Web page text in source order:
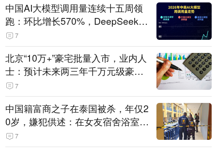
中国AI大模型调用量连续十五周领
跑：环比增长570%，DeepSeek-V
4-Flash正式版登顶！MiniMax M
3、阶跃星辰Step 3.7 Flash跌出榜
单
7
北京“10万+”豪宅批量入市，业内人
士：预计未来两三年千万元级豪宅
潜在供应达万套！谁在买单？
7
中国籍富商之子在泰国被杀，年仅2
0岁，嫌犯供述：在女友宿舍浴室发
现他，持刀询问身份时发生拉扯
7